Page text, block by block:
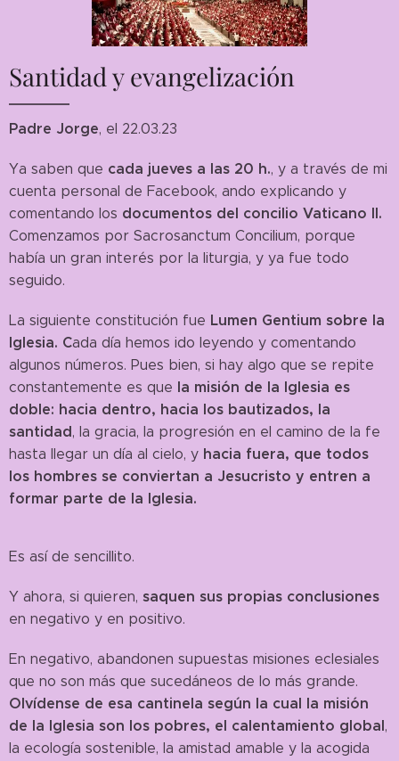
Santidad y evangelización
Padre Jorge, el 22.03.23
Ya saben que cada jueves a las 20 h., y a través de mi
cuenta personal de Facebook, ando explicando y
comentando los documentos del concilio Vaticano II.
Comenzamos por Sacrosanctum Concilium, porque
había un gran interés por la liturgia, y ya fue todo
seguido.
La siguiente constitución fue Lumen Gentium sobre la
Iglesia. Cada día hemos ido leyendo y comentando
algunos números. Pues bien, si hay algo que se repite
constantemente es que la misión de la Iglesia es
doble: hacia dentro, hacia los bautizados, la
santidad, la gracia, la progresión en el camino de la fe
hasta llegar un día al cielo, y hacia fuera, que todos
los hombres se conviertan a Jesucristo y entren a
formar parte de la Iglesia.
Es así de sencillito.
Y ahora, si quieren, saquen sus propias conclusiones
en negativo y en positivo.
En negativo, abandonen supuestas misiones eclesiales
que no son más que sucedáneos de lo más grande.
Olvídense de esa cantinela según la cual la misión
de la Iglesia son los pobres, el calentamiento global,
la ecología sostenible, la amistad amable y la acogida